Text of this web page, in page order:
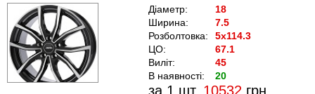
Діаметр:
18
Ширина:
7.5
Розболтовка:
5x114.3
ЦО:
67.1
Виліт:
45
В наявності:
20
за 1 шт. 10532 грн.